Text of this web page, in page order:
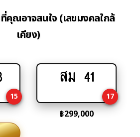
คุณอาจสนใจ (เลขมงคลใกล้
เคียง)
15
cart
สม 41
17
฿299,000